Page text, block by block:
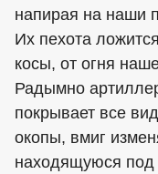
напирая на наши
Их пехота
косы, от огня
Радымно
покрывает все
окопы, вмиг
находящуюся под